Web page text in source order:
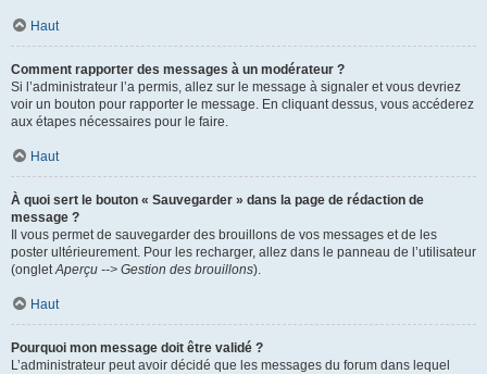
Haut
Comment rapporter des messages à un modérateur ?
Si l’administrateur l’a permis, allez sur le message à signaler et vous devriez
voir un bouton pour rapporter le message. En cliquant dessus, vous accéderez
aux étapes nécessaires pour le faire.
Haut
À quoi sert le bouton « Sauvegarder » dans la page de rédaction de
message ?
Il vous permet de sauvegarder des brouillons de vos messages et de les
poster ultérieurement. Pour les recharger, allez dans le panneau de l’utilisateur
(ongletAperçu --> Gestion des brouillons).
Haut
Pourquoi mon message doit être validé ?
L’administrateur peut avoir décidé que les messages du forum dans lequel